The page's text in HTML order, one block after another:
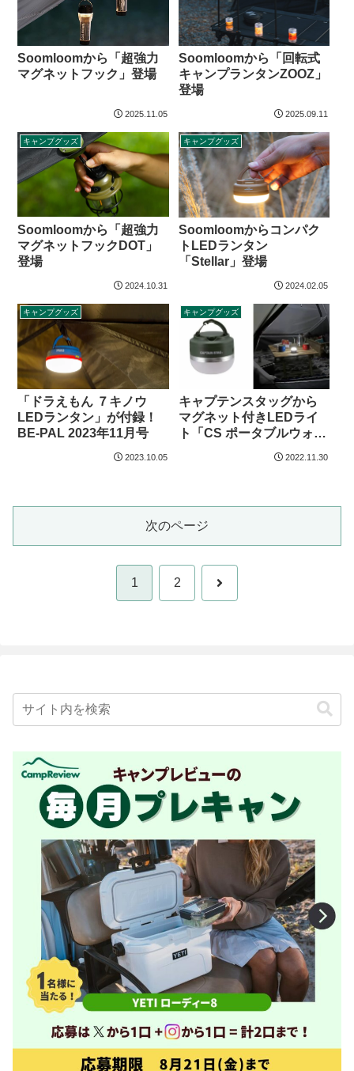
Soomloomから「超強力
マグネットフック」登場
2025.11.05
Soomloomから「回転式
キャンプランタンZOOZ」
登場
2025.09.11
キャンプグッズ
Soomloomから「超強力
マグネットフックDOT」
登場
2024.10.31
キャンプグッズ
Soomloomからコンパク
トLEDランタン
「Stellar」登場
2024.02.05
キャンプグッズ
「ドラえもん ７キノウ
LEDランタン」が付録！
BE-PAL 2023年11月号
2023.10.05
キャンプグッズ
キャプテンスタッグから
マグネット付きLEDライ
ト「CS ポータブルウォー
2022.11.30
次のページ
1 2 次